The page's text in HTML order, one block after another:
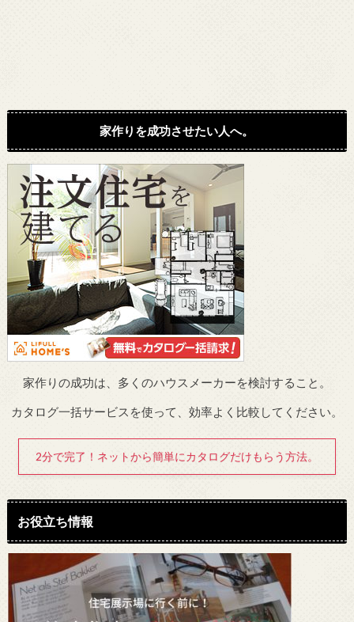
家作りを成功させたい人へ。
家作りの成功は、多くのハウスメーカーを検討すること。
カタログ一括サービスを使って、効率よく比較してください。
2分で完了！ネットから簡単にカタログだけもらう方法。
お役立ち情報